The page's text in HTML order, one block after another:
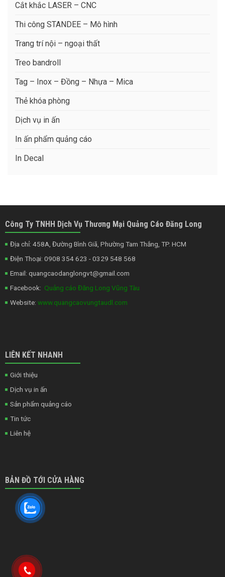
Cắt khắc LASER – CNC
Thi công STANDEE – Mô hình
Trang trí nội – ngoại thất
Treo bandroll
Tag – Inox – Đồng – Nhựa – Mica
Thẻ khóa phòng
Dịch vụ in ấn
In ấn phẩm quảng cáo
In Decal
Công Ty TNHH Dịch Vụ Thương Mại Quảng Cáo Đăng Long
Địa chỉ: 458A, Đường Bình Giã, Phường Tam Thắng, TP. HCM
Điện Thoại: 0908 354 623 - 0329 548 568
Email: quangcaodanglongvt@gmail.com
Facebook: Quảng cáo Đăng Long Vũng Tàu
Website: www.quangcaovungtaudl.com
LIÊN KẾT NHANH
Giới thiệu
Dịch vụ in ấn
Sản phẩm quảng cáo
Tin tức
Liên hệ
BẢN ĐỒ TỚI CỬA HÀNG
Copyright 2020 ©